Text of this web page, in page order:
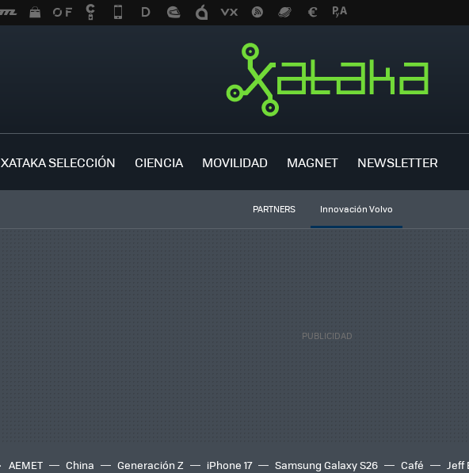
XATAKA SELECCIÓN CIENCIA MOVILIDAD MAGNET NEWSLETTER
PARTNERS Innovación Volvo
AEMET China Generación Z iPhone 17 Samsung Galaxy S26 Café Jeff